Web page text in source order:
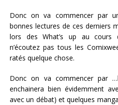
Donc on va commencer par
bonnes lectures de ces derniers
lors des What’s up au cours
n’écoutez pas tous les
ratés quelque chose.
Donc on va commencer par
enchainera bien évidemment
avec un débat) et quelques